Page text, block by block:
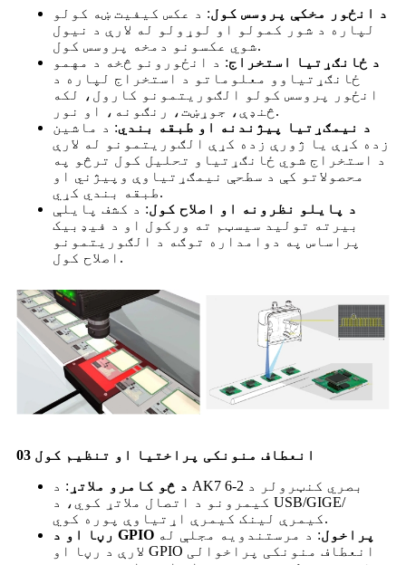
د انځور مخکې پروسس کول: د عکس کیفیت ښه کولو
لپاره د شور کمولو او لوړولو له لارې د نیول
شوي عکسونو دمخه پروسس کول.
د ځانګړتیا استخراج: د انځورونو څخه د مهمو
ځانګړتیاوو معلوماتو د استخراج لپاره د
انځور پروسس کولو الګوریتمونو کارول، لکه
څنډې، جوړښت، رنګونه، او نور.
د نیمګړتیا پیژندنه او طبقه بندي: د ماشین
زده کړې یا ژورې زده کړې الګوریتمونو له لارې
د استخراج شوي ځانګړتیاو تحلیل کول ترڅو په
محصولاتو کې د سطحې نیمګړتیاوې وپیژني او
طبقه بندي کړي.
د پایلو نظرونه او اصلاح کول: د کشف پایلې
بیرته تولید سیسټم ته ورکول او د فیډبیک
پراساس په دوامداره توګه د الګوریتمونو
اصلاح کول.
03 انعطاف منونکی پراختیا او تنظیم کول
د څو کامرو ملاتړ : د AK7 بصري کنټرولر د 2-6
کیمرونو د اتصال ملاتړ کوي، د USB/GIGE/
کیمرې لینک کیمرې اړتیاوې پوره کوي.
رڼا او د GPIO پراخول: د مرستندویه مجلې له
لارې د رڼا او GPIO انعطاف منونکی پراخوالی